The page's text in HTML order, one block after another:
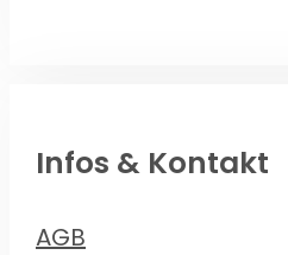
Infos & Kontakt
AGB